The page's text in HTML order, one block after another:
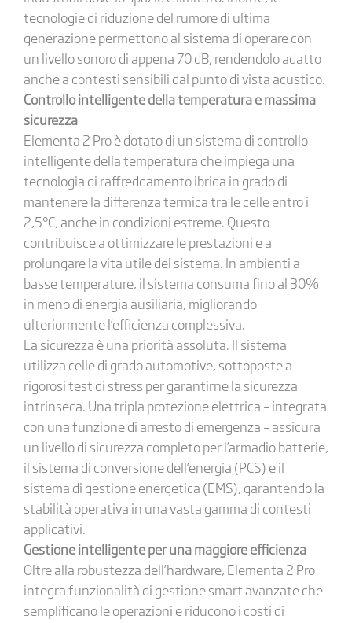
tecnologie di riduzione del rumore di ultima
generazione permettono al sistema di operare con
un livello sonoro di appena 70 dB, rendendolo adatto
anche a contesti sensibili dal punto di vista acustico.
Controllo intelligente della temperatura e massima
sicurezza
Elementa 2 Pro è dotato di un sistema di controllo
intelligente della temperatura che impiega una
tecnologia di raffreddamento ibrida in grado di
mantenere la differenza termica tra le celle entro i
2,5°C, anche in condizioni estreme. Questo
contribuisce a ottimizzare le prestazioni e a
prolungare la vita utile del sistema. In ambienti a
basse temperature, il sistema consuma fino al 30%
in meno di energia ausiliaria, migliorando
ulteriormente l’efficienza complessiva.
La sicurezza è una priorità assoluta. Il sistema
utilizza celle di grado automotive, sottoposte a
rigorosi test di stress per garantirne la sicurezza
intrinseca. Una tripla protezione elettrica – integrata
con una funzione di arresto di emergenza – assicura
un livello di sicurezza completo per l’armadio batterie,
il sistema di conversione dell’energia (PCS) e il
sistema di gestione energetica (EMS), garantendo la
stabilità operativa in una vasta gamma di contesti
applicativi.
Gestione intelligente per una maggiore efficienza
Oltre alla robustezza dell’hardware, Elementa 2 Pro
integra funzionalità di gestione smart avanzate che
semplificano le operazioni e riducono i costi di